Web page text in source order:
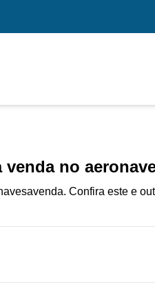
venda no
Confira este e